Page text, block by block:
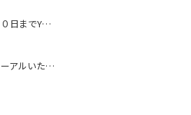
★☆１０月８日から１０日までYシャツDAY★☆
ホームページをリニューアルいたしました。